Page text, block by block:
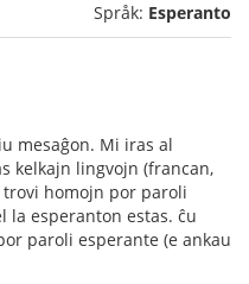
Språk: Esperanto
mesaĝon. Mi iras al
kelkajn lingvojn (francan,
trovi homojn por paroli
la esperanton estas. ĉu
paroli esperante (e ankau